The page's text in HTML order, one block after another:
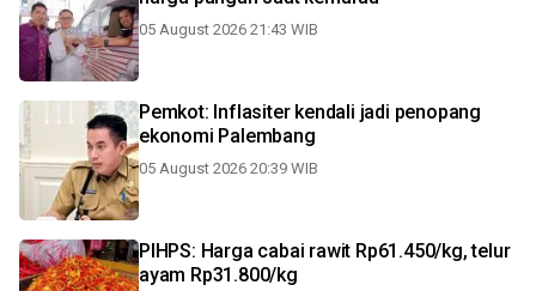
05 August 2026 21:43 WIB
Pemkot: Inflasiter kendali jadi penopang
ekonomi Palembang
05 August 2026 20:39 WIB
PIHPS: Harga cabai rawit Rp61.450/kg, telur
ayam Rp31.800/kg